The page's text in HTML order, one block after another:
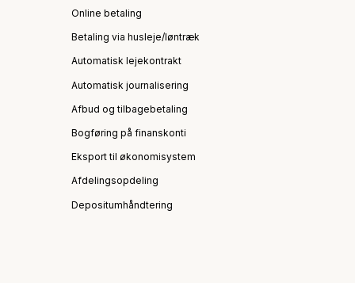
Online betaling
Betaling via husleje/løntræk
Automatisk lejekontrakt
Automatisk journalisering
Afbud og tilbagebetaling
Bogføring på finanskonti
Eksport til økonomisystem
Afdelingsopdeling
Depositumhåndtering